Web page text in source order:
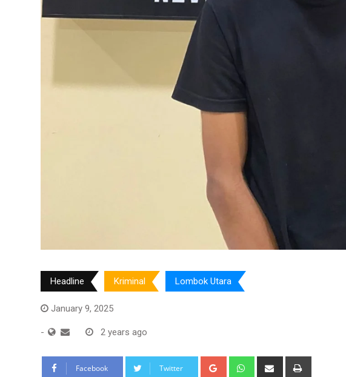
Headline Kriminal Lombok Utara
January 9, 2025
- 2 years ago
Facebook Twitter Google+ WhatsappShare